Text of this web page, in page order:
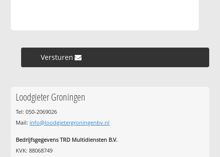
Versturen »
Loodgieter Groningen
Tel: 050-2069026
Mail: info@loodgietergroningenbv.nl
Bedrijfsgegevens TRD Multidiensten B.V.
KVK: 88068749